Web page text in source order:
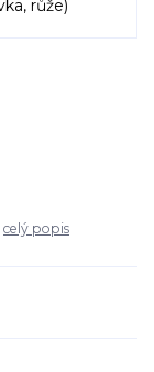
celý popis